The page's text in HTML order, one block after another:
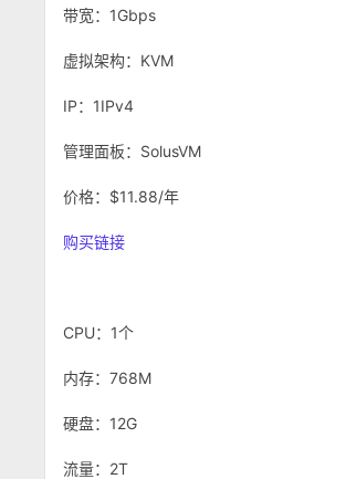
带宽：1Gbps
虚拟架构：KVM
IP：1IPv4
管理面板：SolusVM
价格：$11.88/年
购买链接
CPU：1个
内存：768M
硬盘：12G
流量：2T